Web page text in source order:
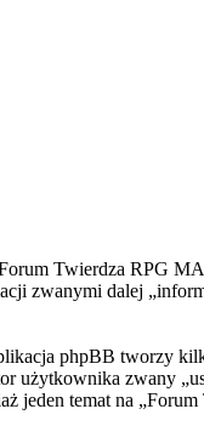
Twierdza RPG
zwanymi dalej
phpBB tworzy
użytkownika zwany
jeden temat na